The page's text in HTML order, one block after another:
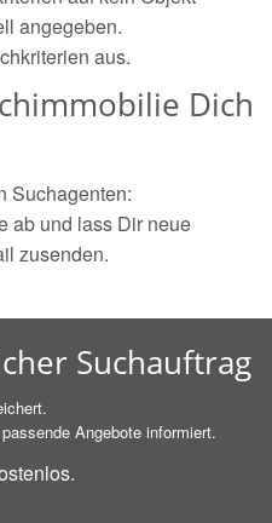
angegeben.
aus.
Dich
Suchagenten:
ab und lass Dir neue
zusenden.
Suchauftrag
passende Angebote informiert.